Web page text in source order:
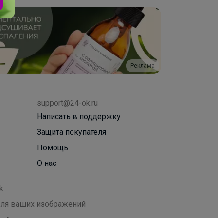
Реклама
support@24-ok.ru
Написать в поддержку
Защита покупателя
Помощь
О нас
ваших изображений